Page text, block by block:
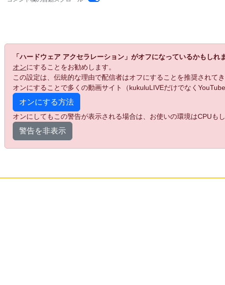
「ハードウェア アクセラレーション」がオフになっているかもしれ
オンにすることをお勧めします。
この設定は、伝統的な理由で配信者はオフにすることを推奨されて
オンにすることで多くの動画サイト（kukuluLIVEだけでなく
オンにする方法
オンにしてもこの警告が表示される場合は、お使いの環境はCPUも
警告を非表示